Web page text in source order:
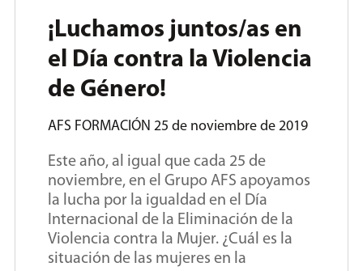
¡Luchamos juntos/as en
el Día contra la Violencia
de Género!
AFS FORMACIÓN 25 de noviembre de 2019
Este año, al igual que cada 25 de
noviembre, en el Grupo AFS apoyamos
la lucha por la igualdad en el Día
Internacional de la Eliminación de la
Violencia contra la Mujer. ¿Cuál es la
situación de las mujeres en la